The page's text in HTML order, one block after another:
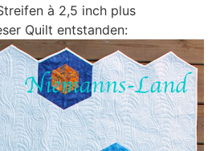
à 2,5 inch plus
Quilt entstanden: